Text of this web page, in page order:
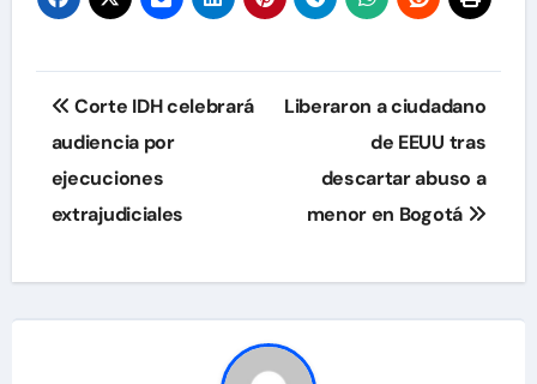
Navegación
de
entradas
Corte IDH celebrará
audiencia por
ejecuciones
extrajudiciales
Liberaron a ciudadano
de EEUU tras
descartar abuso a
menor en Bogotá